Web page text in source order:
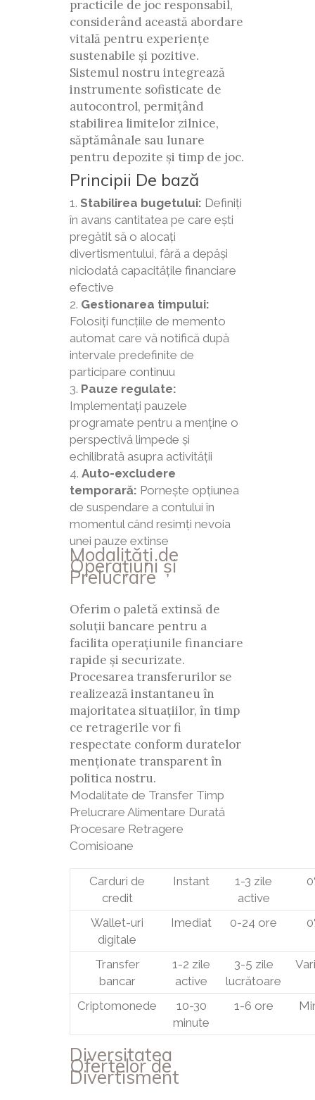
practicile de joc responsabil,
considerând această abordare
vitală pentru experiențe
sustenabile și pozitive.
Sistemul nostru integrează
instrumente sofisticate de
autocontrol, permițând
stabilirea limitelor zilnice,
săptămânale sau lunare
pentru depozite și timp de joc.
Principii De bază
Stabilirea bugetului: Definiți
în avans cantitatea pe care ești
pregătit să o alocați
divertismentului, fără a depăși
niciodată capacitățile financiare
efective
Gestionarea timpului:
Folosiți funcțiile de memento
automat care vă notifică după
intervale predefinite de
participare continuu
Pauze regulate:
Implementați pauzele
programate pentru a menține o
perspectivă limpede și
echilibrată asupra activității
Auto-excludere
temporară: Pornește opțiunea
de suspendare a contului în
momentul când resimți nevoia
unei pauze extinse
Modalități de
Operațiuni și
Prelucrare
Oferim o paletă extinsă de
soluții bancare pentru a
facilita operațiunile financiare
rapide și securizate.
Procesarea transferurilor se
realizează instantaneu în
majoritatea situațiilor, în timp
ce retragerile vor fi
respectate conform duratelor
menționate transparent în
politica nostru.
Modalitate de Transfer Timp
Prelucrare Alimentare Durată
Procesare Retragere
Comisioane
Carduri de
credit
Instant
1-3 zile
active
Wallet-uri
digitale
Imediat 0-24 ore
Transfer
bancar
1-2 zile
active
3-5 zile
lucrătoare
Criptomonede
10-30
minute
1-6 ore
Diversitatea
Ofertelor de
Divertisment